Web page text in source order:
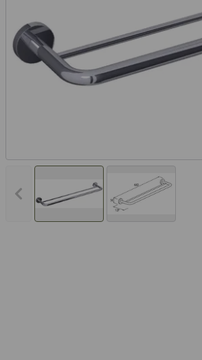
Vorheriges Bild anzeigen